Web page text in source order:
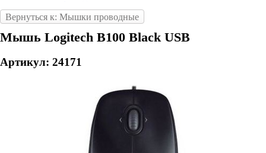
Вернуться к: Мышки проводные
Мышь Logitech B100 Black USB
Артикул: 24171